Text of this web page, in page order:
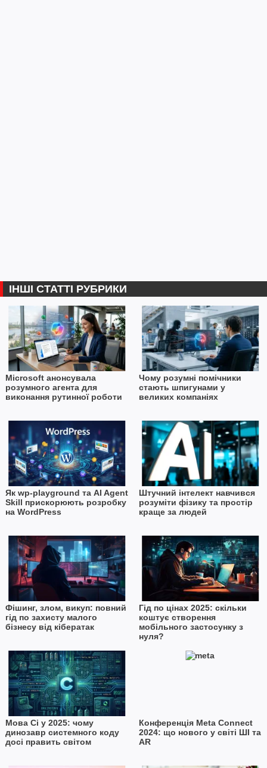
ІНШІ СТАТТІ РУБРИКИ
Microsoft анонсувала
розумного агента для
виконання рутинної роботи
Чому розумні помічники
стають шпигунами у
великих компаніях
Як wp-playground та AI Agent
Skill прискорюють розробку
на WordPress
Штучний інтелект навчився
розуміти фізику та простір
краще за людей
Фішинг, злом, викуп: повний
гід по захисту малого
бізнесу від кібератак
Гід по цінах 2025: скільки
коштує створення
мобільного застосунку з
нуля?
Мова Сі у 2025: чому
динозавр системного коду
досі править світом
Конференція Meta Connect
2024: що нового у світі ШІ та
AR